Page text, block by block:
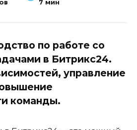
7 мин
по работе со
в Битрикс24.
управление
команды.